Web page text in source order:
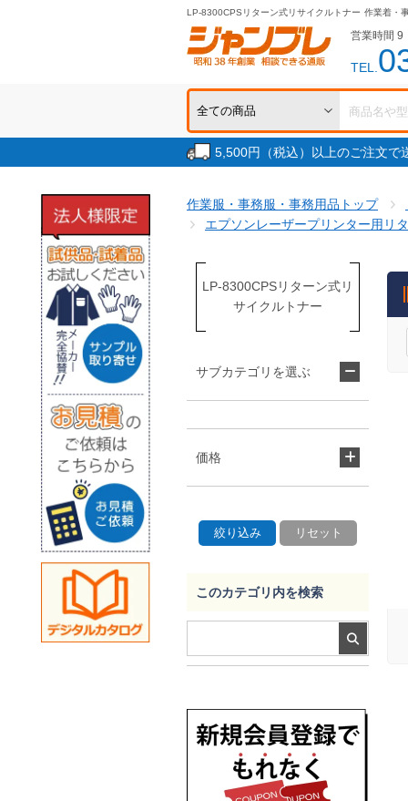
LP-8300CPSリターン式リサイクルトナー 作業着・
営業時間 9
TEL.
5,500円（税込）以上のご注文
作業服・事務服・事務用品トップ
エプソンレーザープリンター用リ
LP-8300CPSリターン式リ
サイクルトナー
サブカテゴリを選ぶ
価格
このカテゴリ内を検索